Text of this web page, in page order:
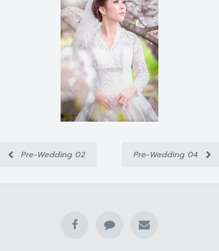
Pre-Wedding 02 Pre-Wedding 04